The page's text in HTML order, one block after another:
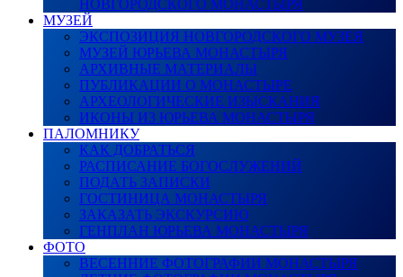
НОВГОРОДСКОГО МОНАСТЫРЯ
МУЗЕЙ
ЭКСПОЗИЦИЯ НОВГОРОДСКОГО МУЗЕЯ
МУЗЕЙ ЮРЬЕВА МОНАСТЫРЯ
АРХИВНЫЕ МАТЕРИАЛЫ
ПУБЛИКАЦИИ О МОНАСТЫРЕ
АРХЕОЛОГИЧЕСКИЕ ИЗЫСКАНИЯ
ИКОНЫ ИЗ ЮРЬЕВА МОНАСТЫРЯ
ПАЛОМНИКУ
КАК ДОБРАТЬСЯ
РАСПИСАНИЕ БОГОСЛУЖЕНИЙ
ПОДАТЬ ЗАПИСКИ
ГОСТИНИЦА МОНАСТЫРЯ
ЗАКАЗАТЬ ЭКСКУРСИЮ
ГЕНПЛАН ЮРЬЕВА МОНАСТЫРЯ
ФОТО
ВЕСЕННИЕ ФОТОГРАФИИ МОНАСТЫРЯ